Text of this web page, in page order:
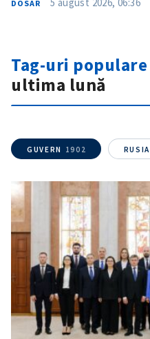
DOSAR
Tag-uri populare
ultima lună
GUVERN 1902 RUSIA